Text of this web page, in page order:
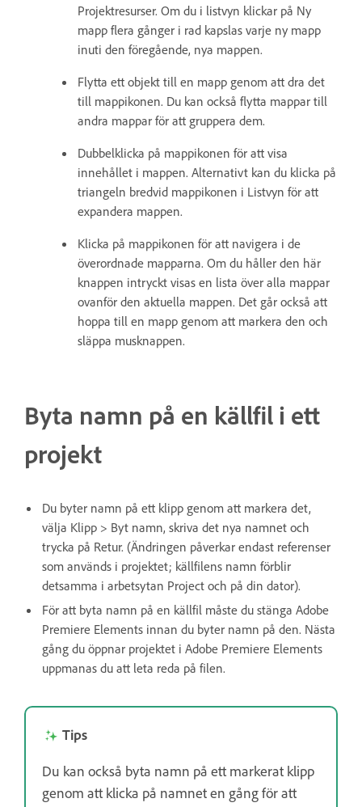
Projektresurser. Om du i listvyn klickar på Ny
mapp flera gånger i rad kapslas varje ny mapp
inuti den föregående, nya mappen.
Flytta ett objekt till en mapp genom att dra det
till mappikonen. Du kan också flytta mappar till
andra mappar för att gruppera dem.
Dubbelklicka på mappikonen för att visa
innehållet i mappen. Alternativt kan du klicka på
triangeln bredvid mappikonen i Listvyn för att
expandera mappen.
Klicka på mappikonen för att navigera i de
överordnade mapparna. Om du håller den här
knappen intryckt visas en lista över alla mappar
ovanför den aktuella mappen. Det går också att
hoppa till en mapp genom att markera den och
släppa musknappen.
Byta namn på en källfil i ett
projekt
Du byter namn på ett klipp genom att markera det,
välja Klipp > Byt namn, skriva det nya namnet och
trycka på Retur. (Ändringen påverkar endast referenser
som används i projektet; källfilens namn förblir
detsamma i arbetsytan Project och på din dator).
För att byta namn på en källfil måste du stänga Adobe
Premiere Elements innan du byter namn på den. Nästa
gång du öppnar projektet i Adobe Premiere Elements
uppmanas du att leta reda på filen.
Tips
Du kan också byta namn på ett markerat klipp
genom att klicka på namnet en gång för att